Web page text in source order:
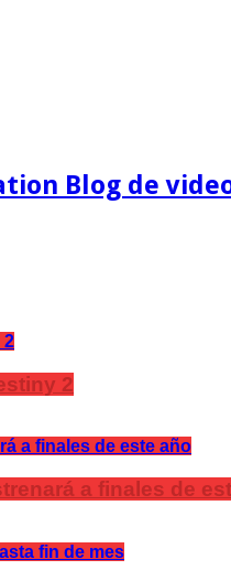
Blog de
2
a finales de